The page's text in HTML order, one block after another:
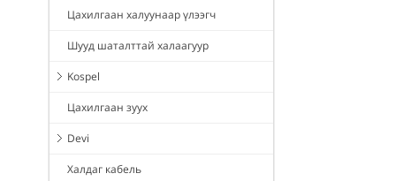
Цахилгаан халуунаар үлээгч
Шууд шаталттай халаагуур
Kospel
Цахилгаан зуух
Devi
Халдаг кабель